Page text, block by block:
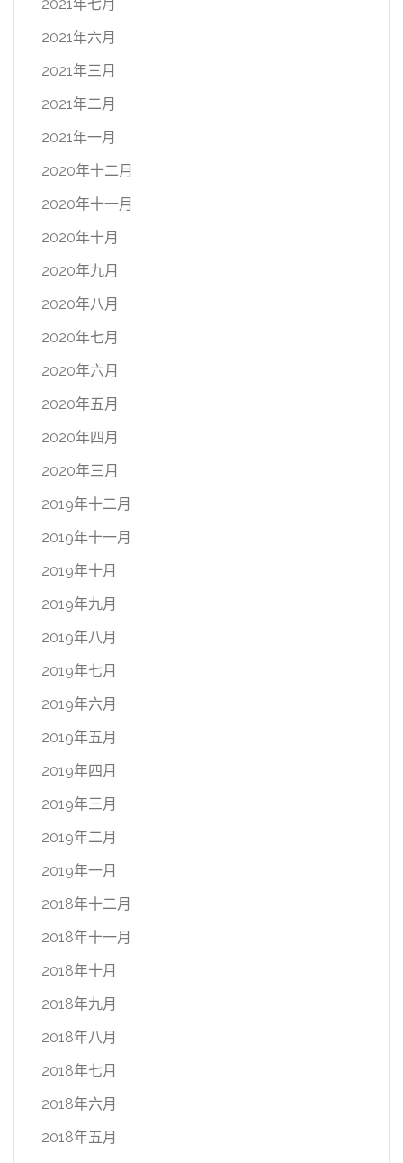
2021年七月
2021年六月
2021年三月
2021年二月
2021年一月
2020年十二月
2020年十一月
2020年十月
2020年九月
2020年八月
2020年七月
2020年六月
2020年五月
2020年四月
2020年三月
2019年十二月
2019年十一月
2019年十月
2019年九月
2019年八月
2019年七月
2019年六月
2019年五月
2019年四月
2019年三月
2019年二月
2019年一月
2018年十二月
2018年十一月
2018年十月
2018年九月
2018年八月
2018年七月
2018年六月
2018年五月